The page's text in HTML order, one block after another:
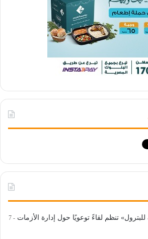
تنظم لقاءً توعويًا حول إدارة الأزمات
7